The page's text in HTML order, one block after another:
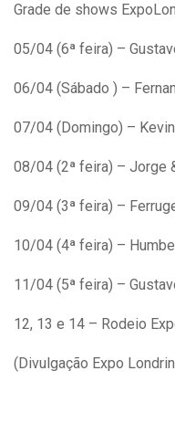
Grade de shows
05/04 (6ª feira) –
06/04 (Sábado ) –
07/04 (Domingo) –
08/04 (2ª feira) – Jorge
09/04 (3ª feira) –
10/04 (4ª feira) –
11/04 (5ª feira) –
12, 13 e 14 – Rodeio
(Divulgação Expo